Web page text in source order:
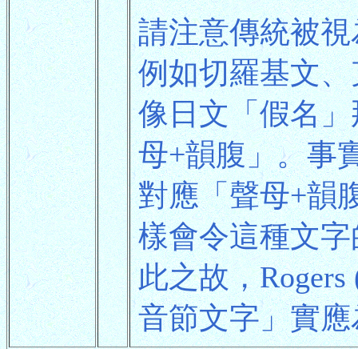
請注意傳統被
例如切羅基文
像日文「假名
母+韻腹」。事
對應「聲母+韻
樣會令這種文
此之故，
音節文字」實